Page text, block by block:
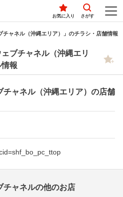
お気に入り さがす
ャネル（沖縄エリア）」のチラシ・店舗情報
ブチャネル（沖縄エリ
報
ャネル（沖縄エリア）の店舗
ャネルの他のお店